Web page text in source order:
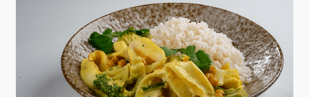
Тщательно промойте рис, залейте кипятком 1:1,